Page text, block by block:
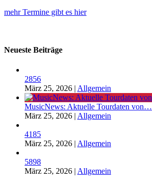
mehr Termine gibt es hier
Neueste Beiträge
2856
März 25, 2026 | Allgemein
MusicNews: Aktuelle Tourdaten von…
März 25, 2026 | Allgemein
4185
März 25, 2026 | Allgemein
5898
März 25, 2026 | Allgemein